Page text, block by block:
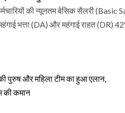
की न्यूनतम बेसिक सैलरी
भत्ता (DA) और महंगाई राहत
पुरुष और महिला टीम का हुआ एलान,
की कमान